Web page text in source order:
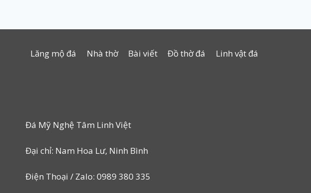
Lăng mộ đá Nhà thờ Bài viết Đồ thờ đá Linh vật đá
Đá Mỹ Nghệ Tâm Linh Việt
Đại chỉ: Nam Hoa Lư, Ninh Bình
Điện Thoại / Zalo: 0989 380 335